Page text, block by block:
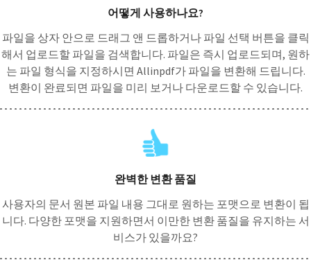
어떻게 사용하나요?
파일을 상자 안으로 드래그 앤 드롭하거나 파일 선택 버튼을 클릭
해서 업로드할 파일을 검색합니다. 파일은 즉시 업로드되며, 원하
는 파일 형식을 지정하시면 Allinpdf가 파일을 변환해 드립니다.
변환이 완료되면 파일을 미리 보거나 다운로드할 수 있습니다.
완벽한 변환 품질
사용자의 문서 원본 파일 내용 그대로 원하는 포맷으로 변환이 됩
니다. 다양한 포맷을 지원하면서 이만한 변환 품질을 유지하는 서
비스가 있을까요?